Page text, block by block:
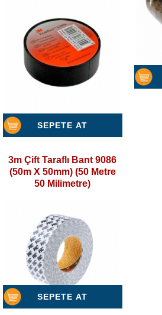
SEPETE AT
SEPETE AT
3m Çift Taraflı Bant 9086
(50m X 50mm) (50 Metre
50 Milimetre)